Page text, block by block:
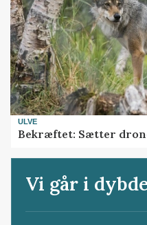
ULVE
Bekræftet: Sætter
Vi går i